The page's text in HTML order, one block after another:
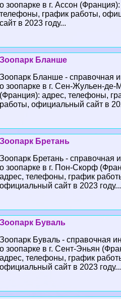
о зоопарке в г. Ассон
телефоны, график работы,
сайт в 2023 году...
Зоопарк Бланше
Зоопарк Бланше - справочная
о зоопарке в г. Сен-Жульен-де-
(Франция): адрес, телефоны,
работы, официальный сайт в
Зоопарк Бретань
Зоопарк Бретань - справочная
о зоопарке в г. Пон-Скорф
адрес, телефоны, график
официальный сайт в 2023 году...
Зоопарк Буваль
Зоопарк Буваль - справочная
о зоопарке в г. Сент-Эньян
адрес, телефоны, график
официальный сайт в 2023 году...